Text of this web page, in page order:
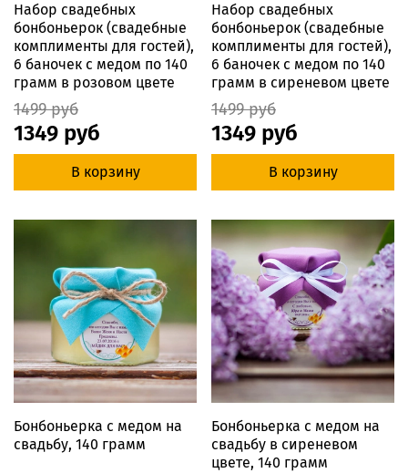
Набор свадебных
бонбоньерок (свадебные
комплименты для гостей),
6 баночек с медом по 140
грамм в розовом цвете
1499 руб
1349 руб
В корзину
Набор свадебных
бонбоньерок (свадебные
комплименты для гостей),
6 баночек с медом по 140
грамм в сиреневом цвете
1499 руб
1349 руб
В корзину
Бонбоньерка с медом на
свадьбу, 140 грамм
Бонбоньерка с медом на
свадьбу в сиреневом
цвете, 140 грамм